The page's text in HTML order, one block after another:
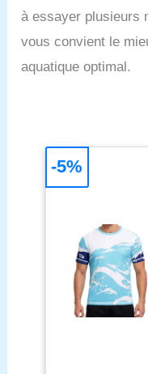
à essayer plusieurs
vous convient le
aquatique optimal.
-5%